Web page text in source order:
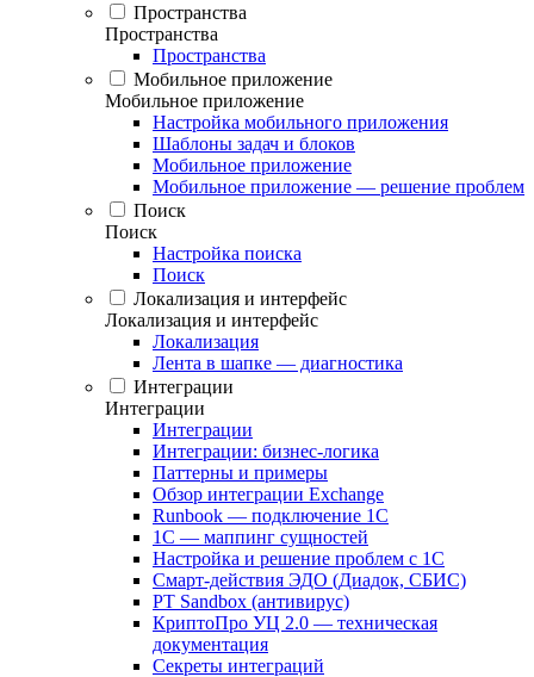
Пространства
Пространства
Пространства
Мобильное приложение
Мобильное приложение
Настройка мобильного приложения
Шаблоны задач и блоков
Мобильное приложение
Мобильное приложение — решение проблем
Поиск
Поиск
Настройка поиска
Поиск
Локализация и интерфейс
Локализация и интерфейс
Локализация
Лента в шапке — диагностика
Интеграции
Интеграции
Интеграции
Интеграции: бизнес-логика
Паттерны и примеры
Обзор интеграции Exchange
Runbook — подключение 1С
1С — маппинг сущностей
Настройка и решение проблем с 1С
Смарт-действия ЭДО (Диадок, СБИС)
PT Sandbox (антивирус)
КриптоПро УЦ 2.0 — техническая
документация
Секреты интеграций